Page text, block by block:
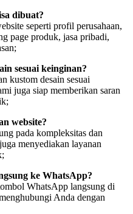
dibuat?
seperti profil perusahaan,
page produk, jasa pribadi,
sesuai keinginan?
kustom desain sesuai
juga siap memberikan saran
website?
pada kompleksitas dan
menyediakan layanan
ke WhatsApp?
WhatsApp langsung di
Anda dengan